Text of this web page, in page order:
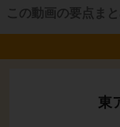
この動画の要点ま
東